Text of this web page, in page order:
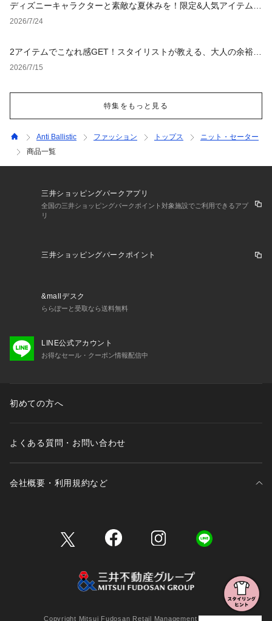
ディズニーキャラクターと素敵な夏休みを！限定&人気アイテム特
集
2026/7/24
2アイテムでこなれ感GET！スタイリストが教える、大人の余裕漂
う夏コーデ
2026/7/15
特集をもっと見る
Anti Ballistic ファッション トップス
ニット・セーター
商品一覧
三井ショッピングパークアプリ
全国の三井ショッピングパークポイント対象施設でご利用できるアプ
リ
三井ショッピングパークポイント
&mallデスク
ららぽーと受取なら送料無料
LINE公式アカウント
お得なセール・クーポン情報配信中
初めての方へ
よくある質問・お問い合わせ
会社概要・利用規約など
Copyright Mitsui Fudosan Retail Management Co., Ltd.